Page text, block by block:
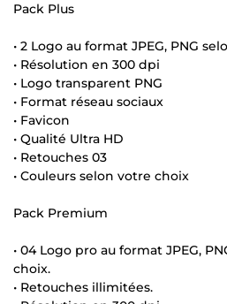
Pack Plus
• 2 Logo au format JPEG, PNG
• Résolution en 300 dpi
• Logo transparent PNG
• Format réseau sociaux
• Favicon
• Qualité Ultra HD
• Retouches 03
• Couleurs selon votre choix
Pack Premium
• 04 Logo pro au format JPEG,
choix.
• Retouches illimitées.